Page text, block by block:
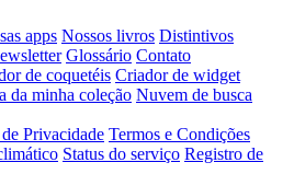
apps Nossos livros Distintivos
Glossário Contato
de coquetéis Criador de widget
da minha coleção Nuvem de busca
Privacidade Termos e Condições
Status do serviço Registro de